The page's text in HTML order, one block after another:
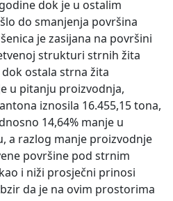
dok je u ostalim
do smanjenja površina
je zasijana na površini
strukturi strnih žita
dok ostala strna žita
u pitanju proizvodnja,
iznosila 16.455,15 tona,
14,64% manje u
a razlog manje proizvodnje
površine pod strnim
i niži prosječni prinosi
da je na ovim prostorima